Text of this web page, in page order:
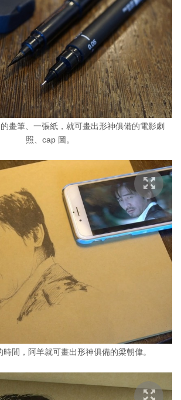
畫筆、一張紙，就可畫出形神俱備的電影劇
照、cap 圖。
間，阿羊就可畫出形神俱備的梁朝偉。